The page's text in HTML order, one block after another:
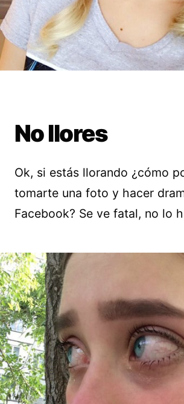
No llores
Ok, si estás llorando ¿cómo
tomarte una foto y hacer
Facebook? Se ve fatal, no lo